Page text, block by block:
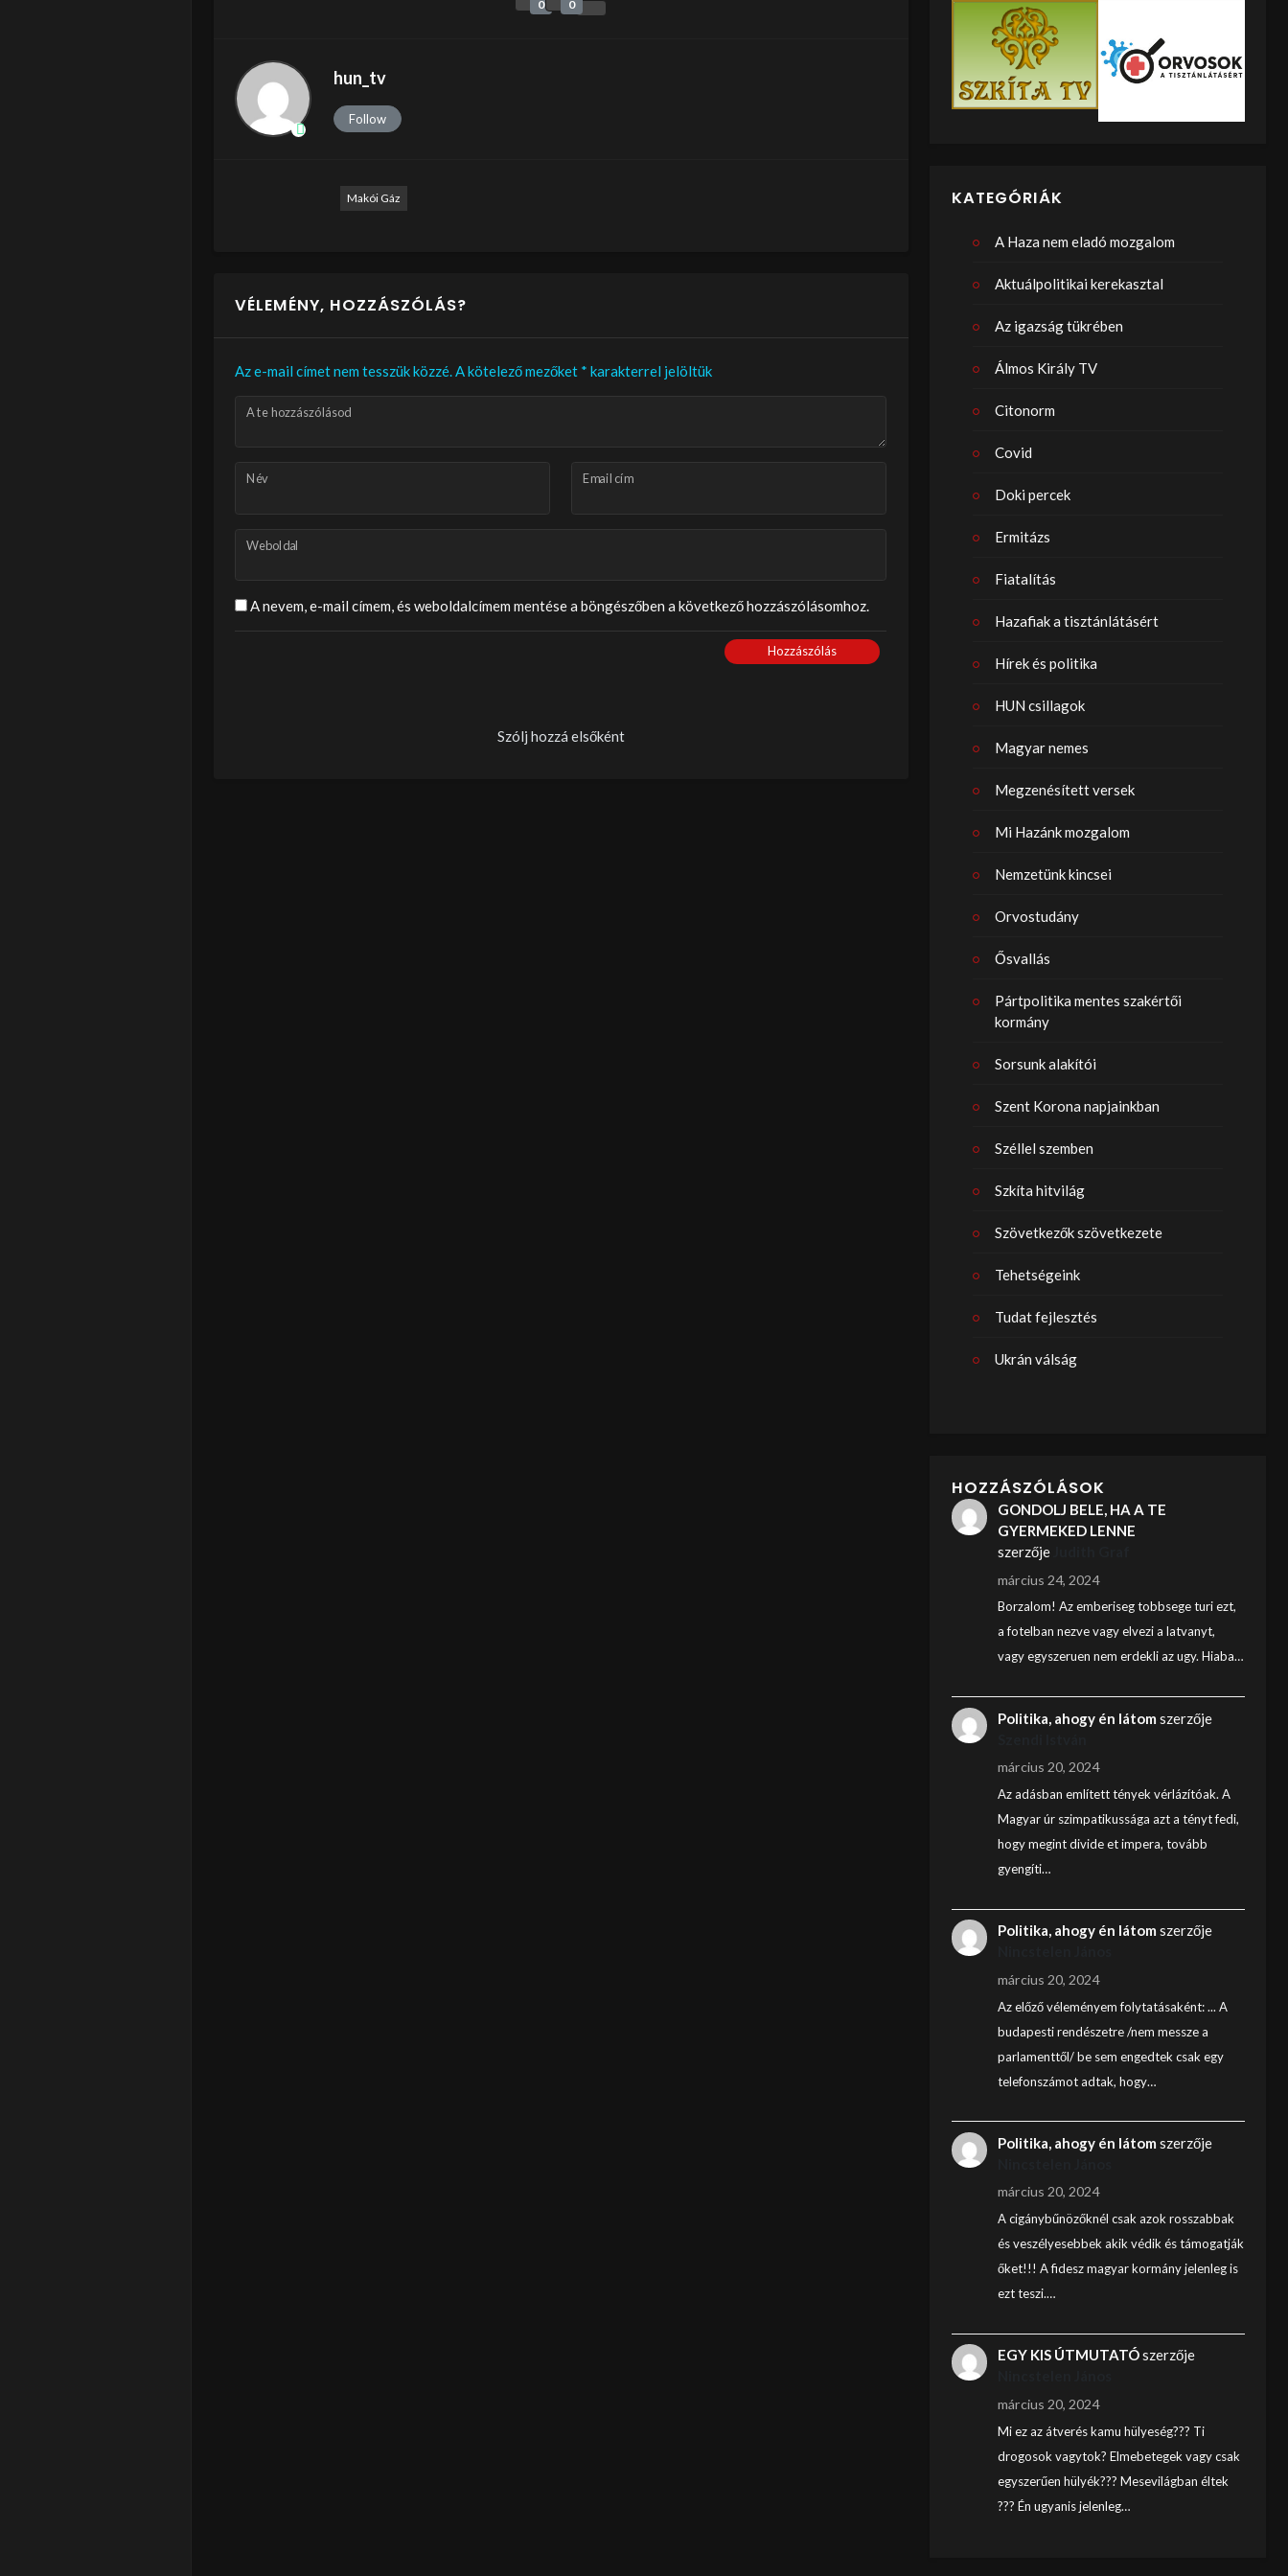
0 0
hun_tv
Follow
Makói Gáz
VÉLEMÉNY, HOZZÁSZÓLÁS?
Az e-mail címet nem tesszük közzé. A kötelező mezőket * karakterrel jelöltük
A te hozzászólásod
Név Email cím
Weboldal
A nevem, e-mail címem, és weboldalcímem mentése a böngészőben a következő hozzászólásomhoz.
Hozzászólás
Szólj hozzá elsőként
KATEGÓRIÁK
A Haza nem eladó mozgalom
Aktuálpolitikai kerekasztal
Az igazság tükrében
Álmos Király TV
Citonorm
Covid
Doki percek
Ermitázs
Fiatalítás
Hazafiak a tisztánlátásért
Hírek és politika
HUN csillagok
Magyar nemes
Megzenésített versek
Mi Hazánk mozgalom
Nemzetünk kincsei
Orvostudány
Ősvallás
Pártpolitika mentes szakértői
kormány
Sorsunk alakítói
Szent Korona napjainkban
Széllel szemben
Szkíta hitvilág
Szövetkezők szövetkezete
Tehetségeink
Tudat fejlesztés
Ukrán válság
HOZZÁSZÓLÁSOK
GONDOLJ BELE, HA A TE
GYERMEKED LENNE
szerzője
március 24, 2024
Borzalom! Az emberiseg tobbsege turi ezt,
a fotelban nezve vagy elvezi a latvanyt,
vagy egyszeruen nem erdekli az ugy. Hiaba…
Politika, ahogy én látom szerzője
március 20, 2024
Az adásban említett tények vérlázítóak. A
Magyar úr szimpatikussága azt a tényt fedi,
hogy megint divide et impera, tovább
gyengíti…
Politika, ahogy én látom szerzője
március 20, 2024
Az előző véleményem folytatásaként: ... A
budapesti rendészetre /nem messze a
parlamenttől/ be sem engedtek csak egy
telefonszámot adtak, hogy…
Politika, ahogy én látom szerzője
március 20, 2024
A cigánybűnözőknél csak azok rosszabbak
és veszélyesebbek akik védik és támogatják
őket!!! A fidesz magyar kormány jelenleg is
ezt teszi.…
EGY KIS ÚTMUTATÓszerzője
március 20, 2024
Mi ez az átverés kamu hülyeség??? Ti
drogosok vagytok? Elmebetegek vagy csak
egyszerűen hülyék??? Mesevilágban éltek
??? Én ugyanis jelenleg…